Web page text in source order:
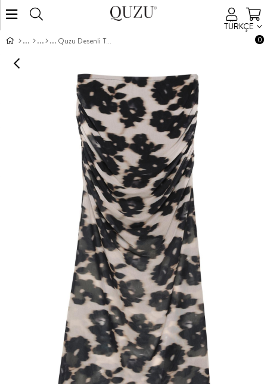
TÜRKÇE
0
Quzu Desenli Tül Etek Siyah